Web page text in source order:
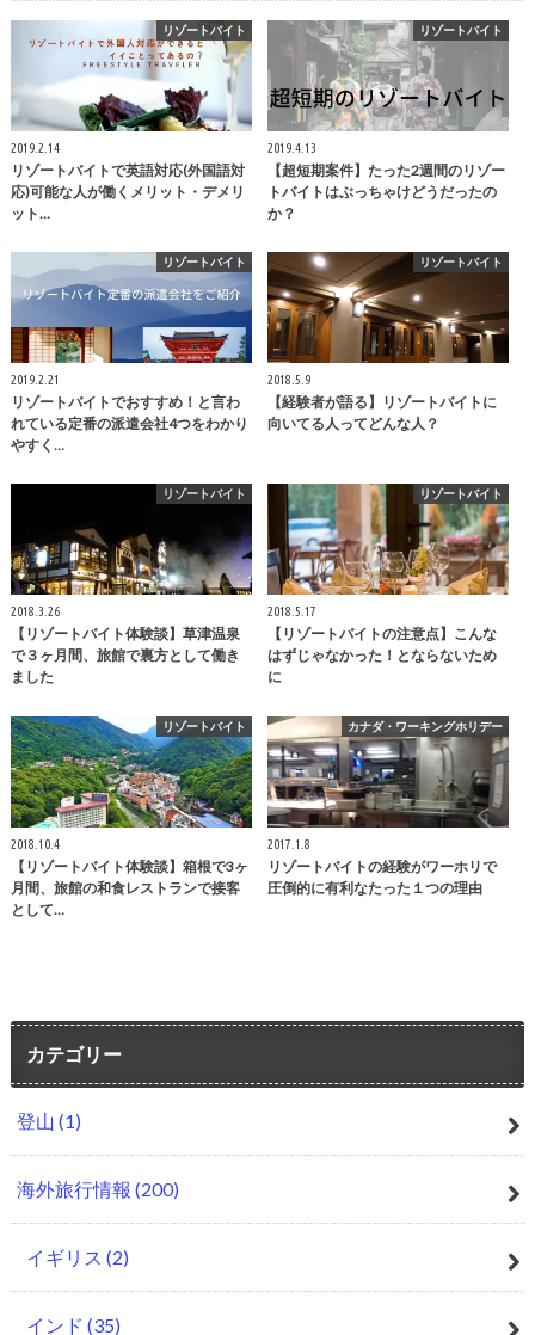
リゾートバイト
2019.2.14
リゾートバイトで英語対応(外国語対
応)可能な人が働くメリット・デメリ
ット…
リゾートバイト
2019.4.13
【超短期案件】たった2週間のリゾー
トバイトはぶっちゃけどうだったの
か？
リゾートバイト
2019.2.21
リゾートバイトでおすすめ！と言わ
れている定番の派遣会社4つをわかり
やすく…
リゾートバイト
2018.5.9
【経験者が語る】リゾートバイトに
向いてる人ってどんな人？
リゾートバイト
2018.3.26
【リゾートバイト体験談】草津温泉
で３ヶ月間、旅館で裏方として働き
ました
リゾートバイト
2018.5.17
【リゾートバイトの注意点】こんな
はずじゃなかった！とならないため
に
リゾートバイト
2018.10.4
【リゾートバイト体験談】箱根で3ヶ
月間、旅館の和食レストランで接客
として…
カナダ・ワーキングホリデー
2017.1.8
リゾートバイトの経験がワーホリで
圧倒的に有利なたった１つの理由
カテゴリー
登山 (1)
海外旅行情報 (200)
イギリス (2)
インド (35)